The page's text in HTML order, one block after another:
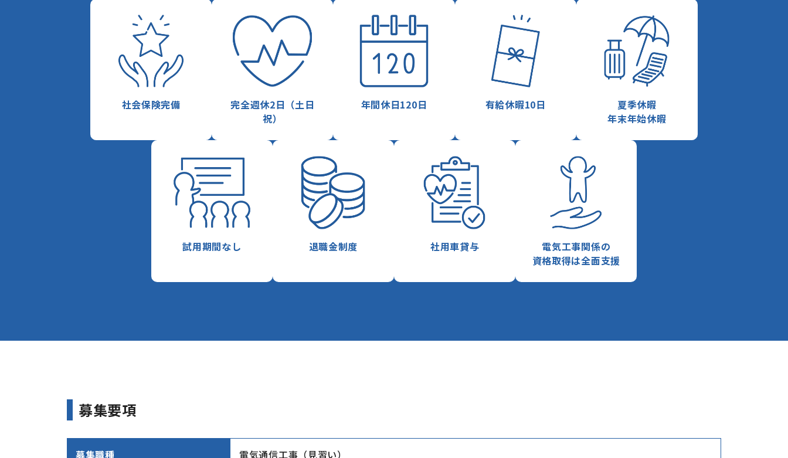
社会保険完備
完全週休2日（土日
祝）
年間休日120日 有給休暇10日
夏季休暇
年末年始休暇
試用期間なし 退職金制度 社用車貸与
電気工事関係の
資格取得は全面支援
募集要項
募集職種 電気通信工事（見習い）